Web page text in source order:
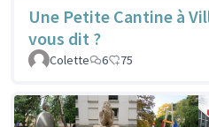
Une Petite Cantine à
vous dit ?
Colette 6 75